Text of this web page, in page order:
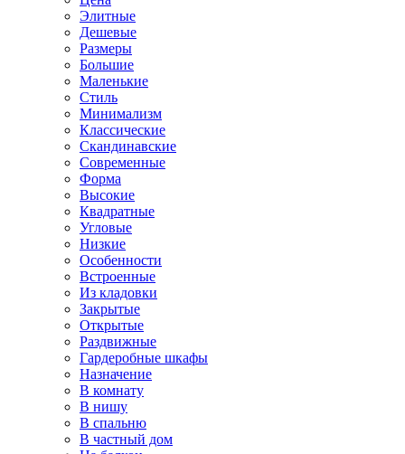
Элитные
Дешевые
Размеры
Большие
Маленькие
Стиль
Минимализм
Классические
Скандинавские
Современные
Форма
Высокие
Квадратные
Угловые
Низкие
Особенности
Встроенные
Из кладовки
Закрытые
Открытые
Раздвижные
Гардеробные шкафы
Назначение
В комнату
В нишу
В спальню
В частный дом